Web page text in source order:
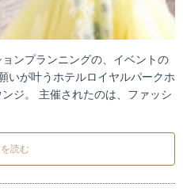
ンプランニングの、イベントの
が叶うホテルロイヤルパークホ
ジ。 主催されたのは、ファッシ
読む